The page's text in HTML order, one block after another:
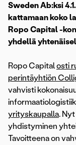
Sweden Ab:ksi
kattamaan koko
Ropo Capital -
yhdellä
Ropo Capitalosti
perintäyhtiön
vahvisti
yrityskaupalla.
yhdistyminen
Tavoitteena on